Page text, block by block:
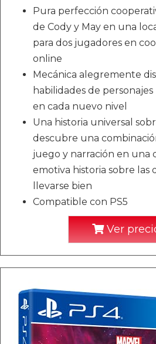
Pura perfección
de Cody y May en una
para dos jugadores en
online
Mecánica alegremente
habilidades de
en cada nuevo nivel
Una historia universal
descubre una
juego y narración en una
emotiva historia sobre las
llevarse bien
Compatible con PS5
Ver